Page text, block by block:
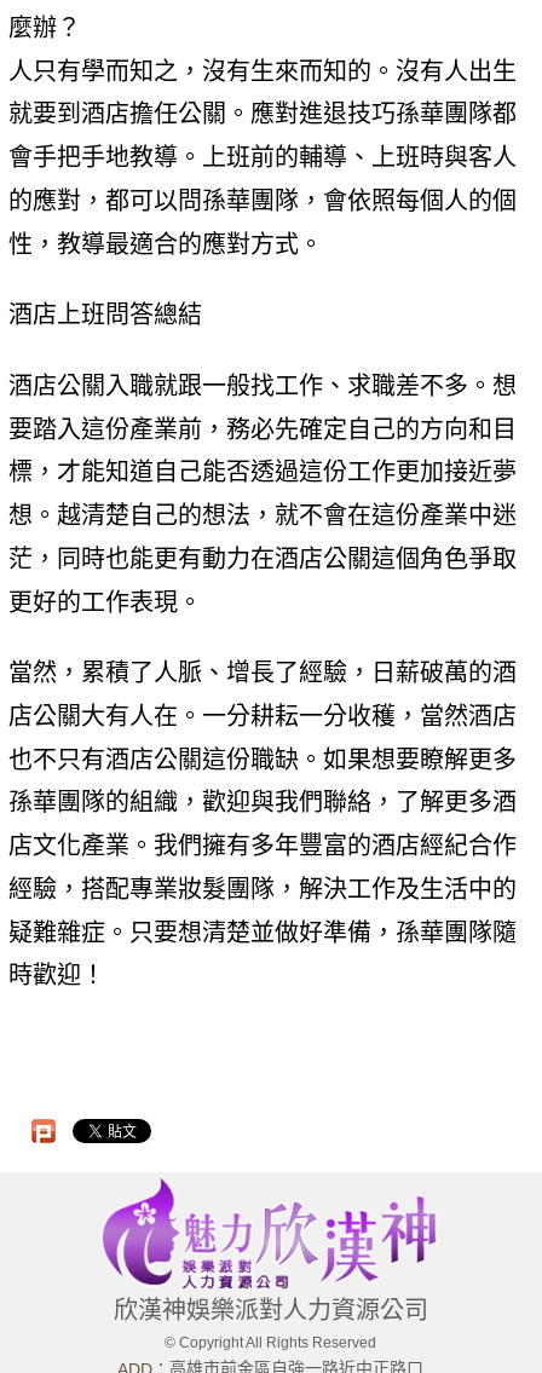
麼辦？
人只有學而知之，沒有生來而知的。沒有人出生
就要到酒店擔任公關。應對進退技巧孫華團隊都
會手把手地教導。上班前的輔導、上班時與客人
的應對，都可以問孫華團隊，會依照每個人的個
性，教導最適合的應對方式。
酒店上班問答總結
酒店公關入職就跟一般找工作、求職差不多。想
要踏入這份產業前，務必先確定自己的方向和目
標，才能知道自己能否透過這份工作更加接近夢
想。越清楚自己的想法，就不會在這份產業中迷
茫，同時也能更有動力在酒店公關這個角色爭取
更好的工作表現。
當然，累積了人脈、增長了經驗，日薪破萬的酒
店公關大有人在。一分耕耘一分收穫，當然酒店
也不只有酒店公關這份職缺。如果想要瞭解更多
孫華團隊的組織，歡迎與我們聯絡，了解更多酒
店文化產業。我們擁有多年豐富的酒店經紀合作
經驗，搭配專業妝髮團隊，解決工作及生活中的
疑難雜症。只要想清楚並做好準備，孫華團隊隨
時歡迎！
欣漢神娛樂派對人力資源公司
© Copyright All Rights Reserved
高雄市前金區自強一路近中正路口